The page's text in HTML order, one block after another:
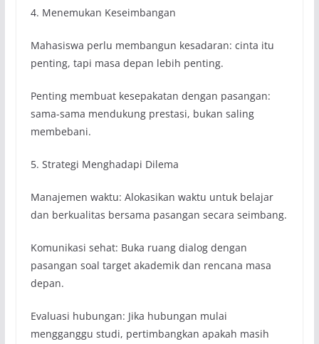
4. Menemukan Keseimbangan
Mahasiswa perlu membangun kesadaran: cinta itu
penting, tapi masa depan lebih penting.
Penting membuat kesepakatan dengan pasangan:
sama-sama mendukung prestasi, bukan saling
membebani.
5. Strategi Menghadapi Dilema
Manajemen waktu: Alokasikan waktu untuk belajar
dan berkualitas bersama pasangan secara seimbang.
Komunikasi sehat: Buka ruang dialog dengan
pasangan soal target akademik dan rencana masa
depan.
Evaluasi hubungan: Jika hubungan mulai
mengganggu studi, pertimbangkan apakah masih